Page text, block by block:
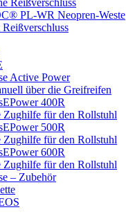
Reißverschluss
PL-WR Neopren-Weste
Active Power
über die Greifreifen
400R
Zughilfe für den Rollstuhl
500R
Zughilfe für den Rollstuhl
600R
Zughilfe für den Rollstuhl
– Zubehör